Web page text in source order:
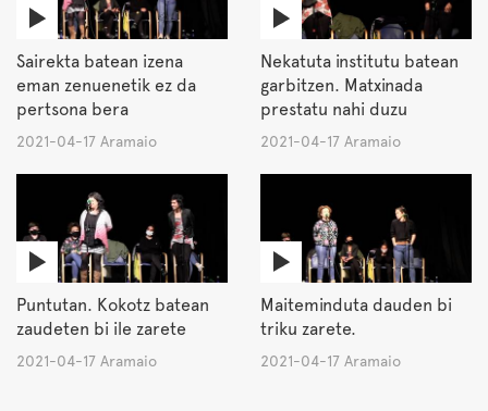
Sairekta batean izena
eman zenuenetik ez da
pertsona bera
2021-04-17 Aramaio
Nekatuta institutu batean
garbitzen. Matxinada
prestatu nahi duzu
2021-04-17 Aramaio
Puntutan. Kokotz batean
zaudeten bi ile zarete
2021-04-17 Aramaio
Maiteminduta dauden bi
triku zarete.
2021-04-17 Aramaio